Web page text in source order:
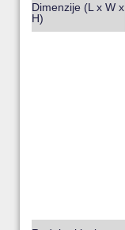
Dimenzije (L x W x
H)